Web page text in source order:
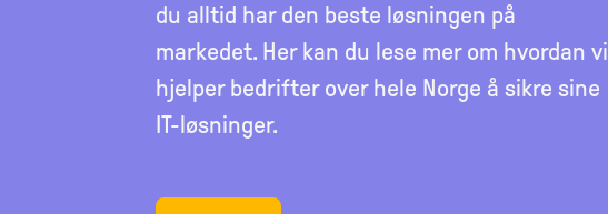
du alltid har den beste løsningen på
markedet. Her kan du lese mer om hvordan vi
hjelper bedrifter over hele Norge å sikre sine
IT-løsninger.